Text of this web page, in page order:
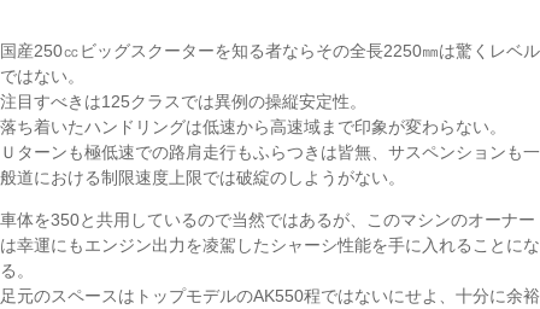
国産250㏄ビッグスクーターを知る者ならその全長2250㎜は驚くレベル
ではない。
注目すべきは125クラスでは異例の操縦安定性。
落ち着いたハンドリングは低速から高速域まで印象が変わらない。
Ｕターンも極低速での路肩走行もふらつきは皆無、サスペンションも一
般道における制限速度上限では破綻のしようがない。
車体を350と共用しているので当然ではあるが、このマシンのオーナー
は幸運にもエンジン出力を凌駕したシャーシ性能を手に入れることにな
る。
足元のスペースはトップモデルのAK550程ではないにせよ、十分に余裕